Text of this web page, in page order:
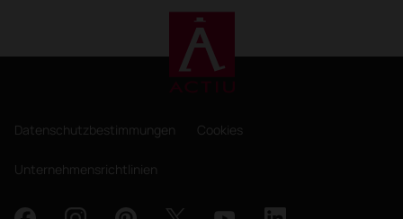
Datenschutzbestimmungen Cookies
Unternehmensrichtlinien